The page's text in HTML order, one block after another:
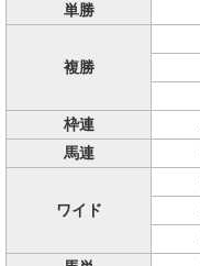
単勝
複勝
枠連
馬連
ワイド